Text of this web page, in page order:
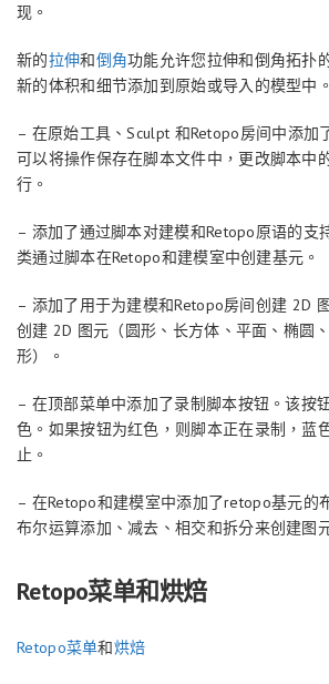
现。
新的拉伸和倒角功能允许您拉伸和倒角拓扑
新的体积和细节添加到原始或导入的模型中。
– 在原始工具、Sculpt 和Retopo房间中添加
可以将操作保存在脚本文件中，更改脚本中
行。
– 添加了通过脚本对建模和Retopo原语的支
类通过脚本在Retopo和建模室中创建基元。
– 添加了用于为建模和Retopo房间创建 2D
创建 2D 图元（圆形、长方体、平面、椭圆
形）。
– 在顶部菜单中添加了录制脚本按钮。该按
色。如果按钮为红色，则脚本正在录制，蓝
止。
– 在Retopo和建模室中添加了retopo基元的
布尔运算添加、减去、相交和拆分来创建图
Retopo菜单和烘焙
Retopo菜单和烘焙